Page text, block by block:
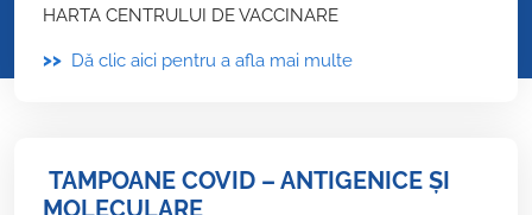
HARTA CENTRULUI DE VACCINARE
>> Dă clic aici pentru a afla mai multe
TAMPOANE COVID – ANTIGENICE ȘI
MOLECULARE